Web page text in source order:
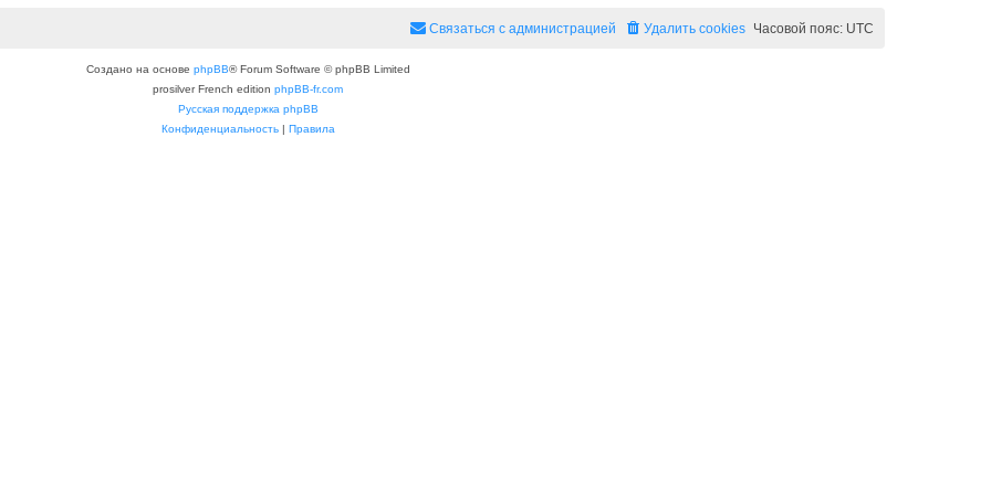
Часовой пояс: UTC
Удалить cookies
Связаться с администрацией
Создано на основе phpBB® Forum Software © phpBB Limited
prosilver French edition phpBB-fr.com
Русская поддержка phpBB
Конфиденциальность| Правила